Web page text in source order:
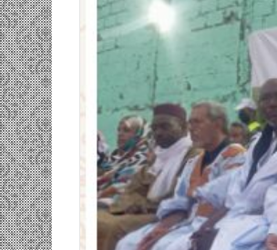
ومضة…./
بومديد…..صرخة
استغاثة..
معادة..؟
/
الشريف
بونا
25 يونيو، 2022
ومضة…./ بومديد…..صرخة استغاثة..
معادة..؟ / الشريف بونا